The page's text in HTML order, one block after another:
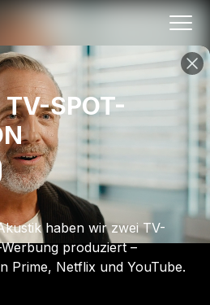
SPOT-
haben wir zwei TV-
produziert –
Prime, Netflix und YouTube.